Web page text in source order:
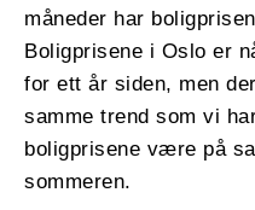
måneder har
Boligprisene i Oslo er
for ett år siden, men
samme trend som vi
boligprisene være på
sommeren.